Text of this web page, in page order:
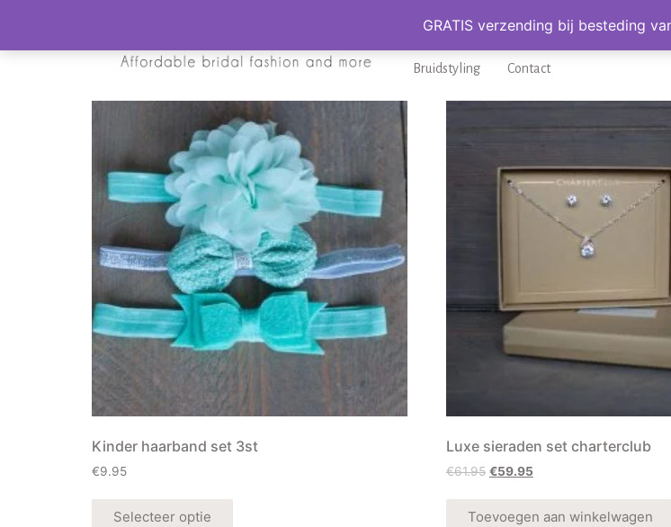
Home Haaraccessoires Sieraden
Bruidstyling Contact
Kinder haarband set 3st
€9.95
Selecteer optie
Luxe sieraden set charterclub
€61.95 €59.95
Toevoegen aan winkelwagen
GRATIS verzending bij besteding